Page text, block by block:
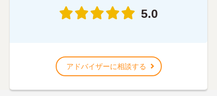
5.0
アドバイザーに相談する